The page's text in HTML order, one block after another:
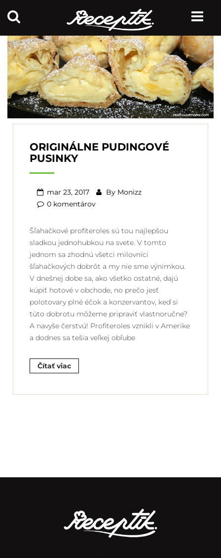
ORIGINÁLNE PUDINGOVÉ
PUSINKY
mar 23, 2017 By Monizz
0 komentárov
Šľahačkové profiteroles sú tou najlepšou
sladkou jednohubkou na svete. V tomto
jednom sa zhodnú všetci milovníci
šľahačkových dobrôt a my nie sme výnimkou.
V dnešnej dobe sa, ako všetko ostatné, dajú
kúpiť hotové v obchode, no prečo jesť
polotovary plné éčok a konzervantov, keď si
túto dobrotu môžeme pripraviť vlastnoručne?
A navyše čerstvú! Profiteroles vznikli v Amerike
a dodnes sa tešia veľkej obľube
Čítať viac